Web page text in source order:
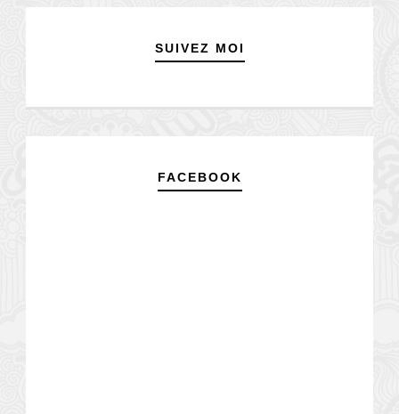
SUIVEZ MOI
FACEBOOK